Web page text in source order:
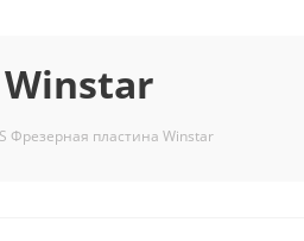
Winstar
Фрезерная пластина Winstar